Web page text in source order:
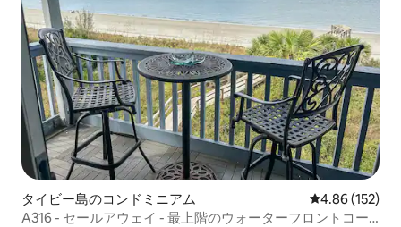
タイビー島のコンドミニアム レビュー152
4.86 (152)
A316 - セールアウェイ - 最上階のウォーターフロントコー